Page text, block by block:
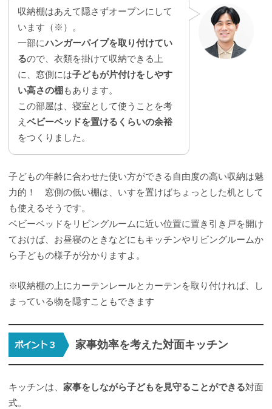
収納棚はあえて隠さずオープンにして
います（※）。
一部にハンガーパイプを取り付けてい
るので、衣類を掛けて収納できる上
に、窓側には子どもが片付けをしやす
い高さの棚 もあります。
この部屋は、寝室として使うことを考
え ベビーベッドを置けるくらいの余裕
をつくりました。
子どもの年齢に合わせた使い方ができる自由度の高い収納は魅
力的！ 窓側の低い棚は、いすを置けばちょっとした机として
も使えるそうです。
ベビーベッドをリビングルームに近い位置に置き引き戸を開け
ておけば、お昼寝のときなどにもキッチンやリビングルームか
ら子どもの様子が分かりますよ。
※収納棚の上にカーテンレールとカーテンを取り付ければ、し
まっている物を隠すこともできます
家事効率を考えた対面キッチン
キッチンは、 家事をしながら子どもを見守ることができる対面
式。